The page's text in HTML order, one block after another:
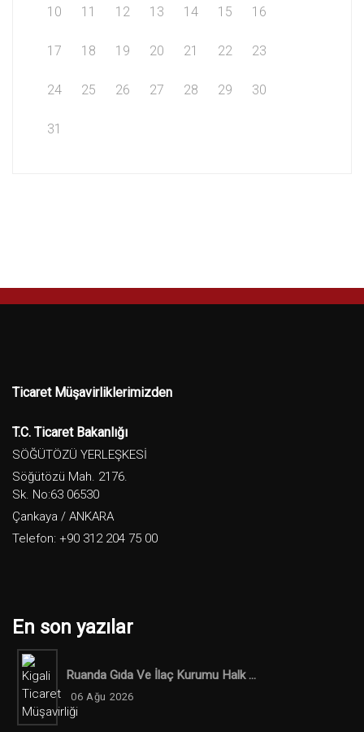
10 11 12 13 14 15 16
17 18 19 20 21 22 23
24 25 26 27 28 29 30
31
Ticaret Müşavirliklerimizden
T.C. Ticaret Bakanlığı
SÖĞÜTÖZÜ YERLEŞKESİ
Söğütözü Mah. 2176.
Sk. No:63 06530
Çankaya / ANKARA
Telefon: +90 312 204 75 00
En son yazılar
Ruanda Gıda Ve İlaç Kurumu Halk ...
06 Ağu 2026